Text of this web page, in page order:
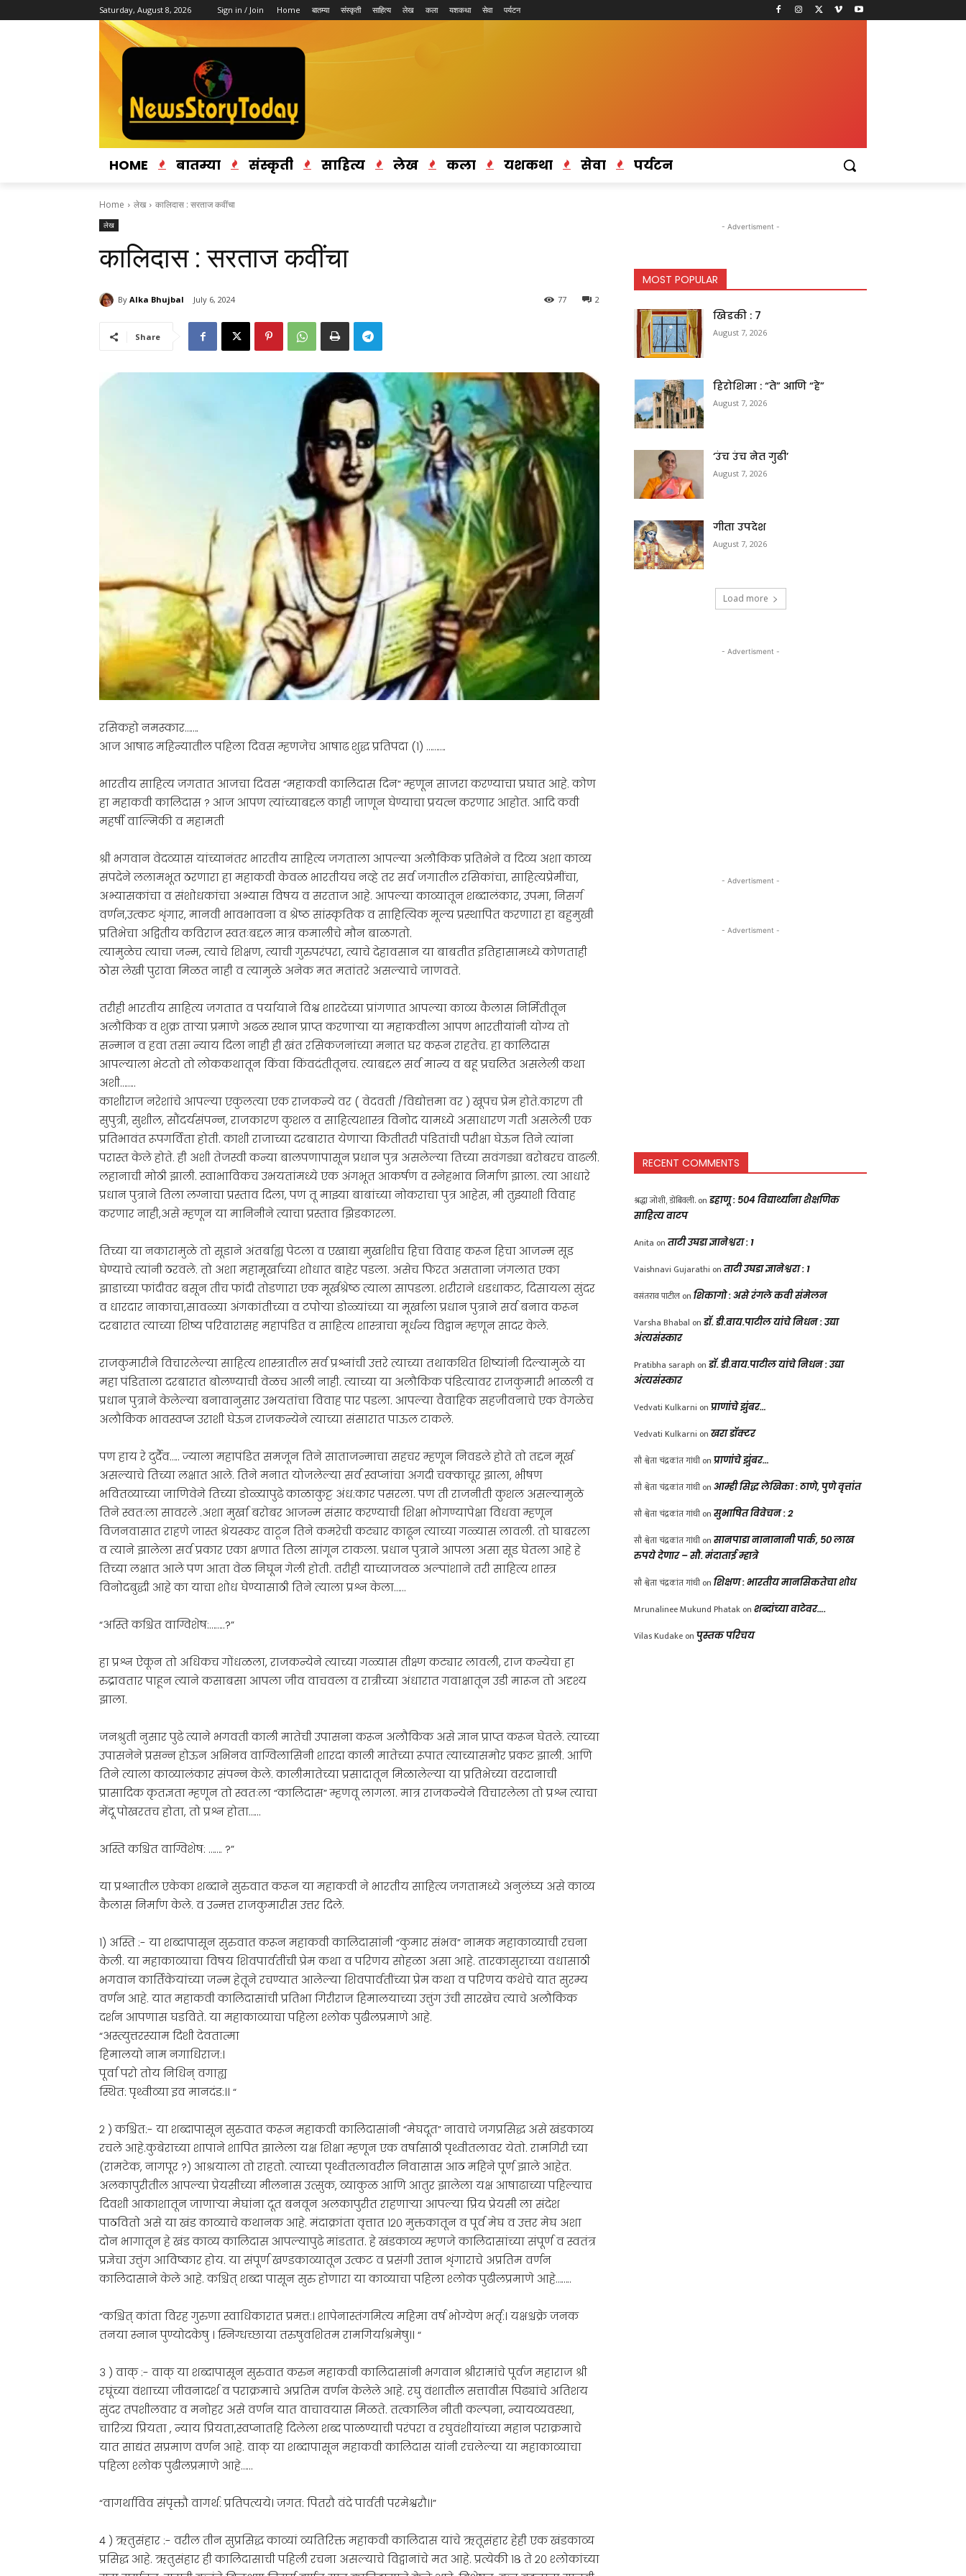
Saturday, August 8, 2026 Sign in / Join Home बातम्या संस्कृती साहित्य लेख कला यशकथा सेवा पर्यटन
HOME बातम्या संस्कृती साहित्य लेख कला यशकथा सेवा पर्यटन
Home लेख कालिदास : सरताज कवींचा
लेख
कालिदास : सरताज कवींचा
By Alka Bhujbal July 6, 2024 2
77
Share
रसिकहो नमस्कार…….
आज आषाढ महिन्यातील पहिला दिवस म्हणजेच आषाढ शुद्ध प्रतिपदा (१) ……….
भारतीय साहित्य जगतात आजचा दिवस “महाकवी कालिदास दिन” म्हणून साजरा करण्याचा प्रघात आहे. कोण
हा महाकवी कालिदास ? आज आपण त्यांच्याबद्दल काही जाणून घेण्याचा प्रयत्न करणार आहोत. आदि कवी
महर्षी वाल्मिकी व महामती
श्री भगवान वेदव्यास यांच्यानंतर भारतीय साहित्य जगताला आपल्या अलौकिक प्रतिभेने व दिव्य अशा काव्य
संपदेने ललामभूत ठरणारा हा महाकवी केवळ भारतीयच नव्हे तर सर्व जगातील रसिकांचा, साहित्यप्रेमींचा,
अभ्यासकांचा व संशोधकांचा अभ्यास विषय व सरताज आहे. आपल्या काव्यातून शब्दालंकार, उपमा, निसर्ग
वर्णन,उत्कट शृंगार, मानवी भावभावना व श्रेष्ठ सांस्कृतिक व साहित्यिक मूल्य प्रस्थापित करणारा हा बहुमुखी
प्रतिभेचा अद्वितीय कविराज स्वतःबद्दल मात्र कमालीचे मौन बाळगतो.
त्यामुळेच त्याचा जन्म, त्याचे शिक्षण, त्याची गुरुपरंपरा, त्याचे देहावसान या बाबतीत इतिहासामध्ये कोणताही
ठोस लेखी पुरावा मिळत नाही व त्यामुळे अनेक मत मतांतरे असल्याचे जाणवते.
तरीही भारतीय साहित्य जगतात व पर्यायाने विश्व शारदेच्या प्रांगणात आपल्या काव्य कैलास निर्मितीतून
अलौकिक व शुक्र ताऱ्या प्रमाणे अढळ स्थान प्राप्त करणाऱ्या या महाकवीला आपण भारतीयांनी योग्य तो
सन्मान व हवा तसा न्याय दिला नाही ही खंत रसिकजनांच्या मनात घर करून राहतेच. हा कालिदास
आपल्याला भेटतो तो लोककथातून किंवा किंवदंतीतूनच. त्याबद्दल सर्व मान्य व बहू प्रचलित असलेली कथा
अशी……..
काशीराज नरेशांचे आपल्या एकुलत्या एक राजकन्ये वर ( वेदवती /विद्योत्तमा वर ) खूपच प्रेम होते.कारण ती
सुपुत्री, सुशील, सौंदर्यसंपन्न, राजकारण कुशल व साहित्यशास्त्र विनोद यामध्ये असाधारण गती असलेली एक
प्रतिभावंत रूपगर्विता होती. काशी राजाच्या दरबारात येणाऱ्या कितीतरी पंडितांची परीक्षा घेऊन तिने त्यांना
परास्त केले होते. ही अशी तेजस्वी कन्या बालपणापासून प्रधान पुत्र असलेल्या तिच्या सवंगड्या बरोबरच वाढली.
लहानाची मोठी झाली. स्वाभाविकच उभयतांमध्ये एक अंगभूत आकर्षण व स्नेहभाव निर्माण झाला. त्या आधारे
प्रधान पुत्राने तिला लग्नाचा प्रस्ताव दिला, पण तू माझ्या बाबांच्या नोकराचा पुत्र आहेस, मी तुझ्याशी विवाह
करणार नाही,असे म्हणून या मानिनीने त्याचा प्रस्ताव झिडकारला.
तिच्या या नकारामुळे तो सूडाने अंतर्बाह्य पेटला व एखाद्या मुर्खाशीच हिचा विवाह करून हिचा आजन्म सूड
घेण्याचे त्यांनी ठरवले. तो अशा महामूर्खाच्या शोधात बाहेर पडला. असेच फिरत असताना जंगलात एका
झाडाच्या फांदीवर बसून तीच फांदी तोडणारा एक मूर्खश्रेष्ठ त्याला सापडला. शरीराने धडधाकट, दिसायला सुंदर
व धारदार नाकाचा,सावळ्या अंगकांतीच्या व टपोऱ्या डोळ्यांच्या या मूर्खाला प्रधान पुत्राने सर्व बनाव करून
दरबारात त्याच्या शिष्य परिवारासह महापंडित व साहित्य शास्त्राचा मूर्धन्य विद्वान म्हणून सादर केले.
राजकुमारीने विचारलेल्या साहित्य शास्त्रातील सर्व प्रश्नांची उत्तरे त्याच्या तथाकथित शिष्यांनी दिल्यामुळे या
महा पंडिताला दरबारात बोलण्याची वेळच आली नाही. त्याच्या या अलौकिक पंडित्यावर राजकुमारी भाळली व
प्रधान पुत्राने केलेल्या बनावानुसार उभयतांचा विवाह पार पडला. आपल्या वैवाहिक सहजीवनाचे एक वेगळेच
अलौकिक भावस्वप्न उराशी घेऊन राजकन्येने त्याच्या संसारात पाऊल टाकले.
पण हाय रे दुर्दैव….. ज्याला महापंडित समजून तिने साताजन्माचा सहचर म्हणून निवडले होते तो तद्दन मूर्ख
असल्याचे तिच्या लक्षात आले. तिने मनात योजलेल्या सर्व स्वप्नांचा अगदी चक्काचूर झाला, भीषण
भवितव्याच्या जाणिवेने तिच्या डोळ्यापुढे काळाकुट्ट अंध:कार पसरला. पण ती राजनीती कुशल असल्यामुळे
तिने स्वतःला सावरले .अशा मुर्खा बरोबर आजन्म संसार करण्याची शिक्षा भोगण्यापेक्षा विधवा म्हणून
विजनवासात राहणे जास्त श्रेयस्कर वाटून तिने कमरेची कट्यार काढून त्याच्या गळ्यास लावली. तो घाबरला
व त्याने झालेला सर्व प्रकार एका क्षणात तिला सांगून टाकला. प्रधान पुत्राने आपला असा सूड घेतला आहे हे
तिच्या लक्षात आले पण आता वेळ निघून गेली होती. तरीही याच्याजवळ अल्पांशाने तरी साहित्य शास्त्र
विनोदबुद्धी आहे का याचा शोध घेण्यासाठी तिने त्याला प्रश्न केला……
“अस्ति कश्चित वाग्विशेष:……..?”
हा प्रश्न ऐकून तो अधिकच गोंधळला, राजकन्येने त्याच्या गळ्यास तीक्ष्ण कट्यार लावली, राज कन्येचा हा
रुद्रावतार पाहून त्याने कसाबसा आपला जीव वाचवला व रात्रीच्या अंधारात गवाक्षातून उडी मारून तो अदृश्य
झाला.
जनश्रुती नुसार पुढे त्याने भगवती काली मातेची उपासना करून अलौकिक असे ज्ञान प्राप्त करून घेतले. त्याच्या
उपासनेने प्रसन्न होऊन अभिनव वाग्विलासिनी शारदा काली मातेच्या रूपात त्याच्यासमोर प्रकट झाली. आणि
तिने त्याला काव्यालंकार संपन्न केले. कालीमातेच्या प्रसादातून मिळालेल्या या प्रतिभेच्या वरदानाची
प्रासादिक कृतज्ञता म्हणून तो स्वतःला “कालिदास” म्हणवू लागला. मात्र राजकन्येने विचारलेला तो प्रश्न त्याचा
मेंदू पोखरतच होता, तो प्रश्न होता……
अस्ति कश्चित वाग्विशेष: ……. ?”
या प्रश्नातील एकेका शब्दाने सुरुवात करून या महाकवी ने भारतीय साहित्य जगतामध्ये अनुलंघ्य असे काव्य
कैलास निर्माण केले. व उन्मत्त राजकुमारीस उत्तर दिले.
१) अस्ति :- या शब्दापासून सुरुवात करून महाकवी कालिदासांनी “कुमार संभव” नामक महाकाव्याची रचना
केली. या महाकाव्याचा विषय शिवपार्वतींची प्रेम कथा व परिणय सोहळा असा आहे. तारकासुराच्या वधासाठी
भगवान कार्तिकेयांच्या जन्म हेतूने रचण्यात आलेल्या शिवपार्वतींच्या प्रेम कथा व परिणय कथेचे यात सुरम्य
वर्णन आहे. यात महाकवी कालिदासांची प्रतिभा गिरीराज हिमालयाच्या उत्तुंग उंची सारखेच त्याचे अलौकिक
दर्शन आपणास घडविते. या महाकाव्याचा पहिला श्लोक पुढीलप्रमाणे आहे.
“अस्त्युत्तरस्याम दिशी देवतात्मा
हिमालयो नाम नगाधिराज:।
पूर्वा परो तोय निधिन् वगाह्य
स्थित: पृथ्वीव्या इव मानदंड:।। “
२ ) कश्चित:- या शब्दापासून सुरुवात करून महाकवी कालिदासांनी “मेघदूत” नावाचे जगप्रसिद्ध असे खंडकाव्य
रचले आहे.कुबेराच्या शापाने शापित झालेला यक्ष शिक्षा म्हणून एक वर्षासाठी पृथ्वीतलावर येतो. रामगिरी च्या
(रामटेक, नागपूर ?) आश्रयाला तो राहतो. त्याच्या पृथ्वीतलावरील निवासास आठ महिने पूर्ण झाले आहेत.
अलकापुरीतील आपल्या प्रेयसीच्या मीलनास उत्सुक, व्याकुळ आणि आतुर झालेला यक्ष आषाढाच्या पहिल्याच
दिवशी आकाशातून जाणाऱ्या मेघांना दूत बनवून अलकापुरीत राहणाऱ्या आपल्या प्रिय प्रेयसी ला संदेश
पाठवितो असे या खंड काव्याचे कथानक आहे. मंदाक्रांता वृत्तात १२० मुक्तकातून व पूर्व मेघ व उत्तर मेघ अशा
दोन भागातून हे खंड काव्य कालिदास आपल्यापुढे मांडतात. हे खंडकाव्य म्हणजे कालिदासांच्या संपूर्ण व स्वतंत्र
प्रज्ञेचा उत्तुंग आविष्कार होय. या संपूर्ण खण्डकाव्यातून उत्कट व प्रसंगी उत्तान शृंगाराचे अप्रतिम वर्णन
कालिदासाने केले आहे. कश्चित् शब्दा पासून सुरु होणारा या काव्याचा पहिला श्लोक पुढीलप्रमाणे आहे……..
“कश्चित् कांता विरह गुरुणा स्वाधिकारात प्रमत्त:। शापेनास्तंगमित्य महिमा वर्ष भोग्येण भर्तृ:। यक्षश्चक्रे जनक
तनया स्नान पुण्योदकेषु । स्निग्धच्छाया तरुषुवशितम रामगिर्याश्रमेषु।। “
३ ) वाक् :- वाक् या शब्दापासून सुरुवात करुन महाकवी कालिदासांनी भगवान श्रीरामांचे पूर्वज महाराज श्री
रघूंच्या वंशाच्या जीवनादर्श व पराक्रमाचे अप्रतिम वर्णन केलेले आहे. रघु वंशातील सत्तावीस पिढ्यांचे अतिशय
सुंदर तपशीलवार व मनोहर असे वर्णन यात वाचावयास मिळते. तत्कालिन नीती कल्पना, न्यायव्यवस्था,
चारित्र्य प्रियता , न्याय प्रियता,स्वप्नातहि दिलेला शब्द पाळण्याची परंपरा व रघुवंशीयांच्या महान पराक्रमाचे
यात साद्यंत सप्रमाण वर्णन आहे. वाक् या शब्दापासून महाकवी कालिदास यांनी रचलेल्या या महाकाव्याचा
पहिला श्लोक पुढीलप्रमाणे आहे……
“वागर्थाविव संपृक्तौ वागर्थ: प्रतिपत्यये। जगत: पितरौ वंदे पार्वती परमेश्वरौ।।”
४ ) ऋतुसंहार :- वरील तीन सुप्रसिद्ध काव्यां व्यतिरिक्त महाकवी कालिदास यांचे ऋतूसंहार हेही एक खंडकाव्य
प्रसिद्ध आहे. ऋतुसंहार ही कालिदासाची पहिली रचना असल्याचे विद्वानांचे मत आहे. प्रत्येकी १८ ते २० श्लोकांच्या
- Advertisment -
MOST POPULAR
खिडकी : 7
August 7, 2026
हिरोशिमा : “ते” आणि “हे”
August 7, 2026
‘उंच उंच नेत गुढी’
August 7, 2026
गीता उपदेश
August 7, 2026
Load more
- Advertisment -
- Advertisment -
- Advertisment -
RECENT COMMENTS
श्रद्धा जोशी, डोंबिवली. on डहाणू : ५०४ विद्यार्थ्यांना शैक्षणिक
साहित्य वाटप
Anita on ताटी उघडा ज्ञानेश्वरा : 1
Vaishnavi Gujarathi on ताटी उघडा ज्ञानेश्वरा : 1
वसंतराव पाटील on शिकागो : असे रंगले कवी संमेलन
Varsha Bhabal on डॉ. डी.वाय.पाटील यांचे निधन : उद्या
अंत्यसंस्कार
Pratibha saraph on डॉ. डी.वाय.पाटील यांचे निधन : उद्या
अंत्यसंस्कार
Vedvati Kulkarni on प्राणांचे झुंबर…
Vedvati Kulkarni on खरा डॉक्टर
सौ श्वेता चंद्रकांत गांधी on प्राणांचे झुंबर…
सौ श्वेता चंद्रकांत गांधी on आम्ही सिद्ध लेखिका : ठाणे, पुणे वृत्तांत
सौ श्वेता चंद्रकांत गांधी on सुभाषित विवेचन : 2
सौ श्वेता चंद्रकांत गांधी on सानपाडा नानानानी पार्क, ५० लाख
रुपये देणार – सौ. मंदाताई म्हात्रे
सौ श्वेता चंद्रकांत गांधी on शिक्षण : भारतीय मानसिकतेचा शोध
Mrunalinee Mukund Phatak on शब्दांच्या वाटेवर….
Vilas Kudake on पुस्तक परिचय